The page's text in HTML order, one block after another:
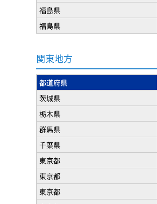
福島県
福島県
関東地方
都道府県
茨城県
栃木県
群馬県
千葉県
東京都
東京都
東京都